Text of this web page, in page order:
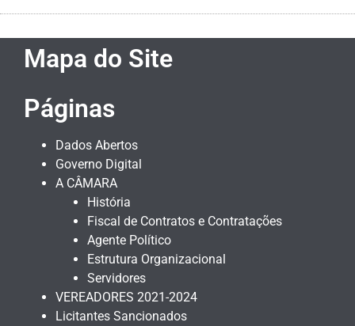
Mapa do Site
Páginas
Dados Abertos
Governo Digital
A CÂMARA
História
Fiscal de Contratos e Contratações
Agente Político
Estrutura Organizacional
Servidores
VEREADORES 2021-2024
Licitantes Sancionados